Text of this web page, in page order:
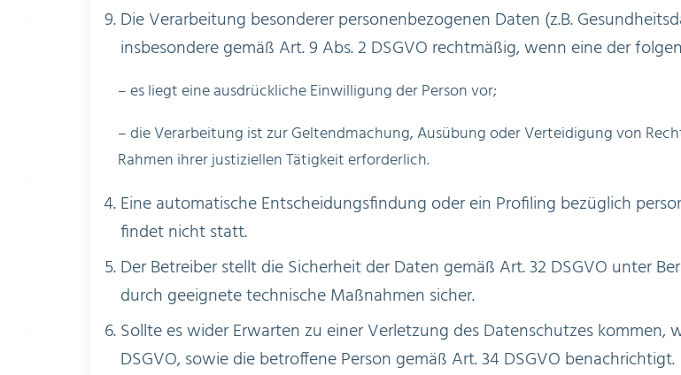
Die Verarbeitung besonderer personenbezogenen Daten (z.B.
insbesondere gemäß Art. 9 Abs. 2 DSGVO rechtmäßig, wenn eine der
– es liegt eine ausdrückliche Einwilligung der Person vor;
– die Verarbeitung ist zur Geltendmachung, Ausübung oder Verteidigung von
Rahmen ihrer justiziellen Tätigkeit erforderlich.
Eine automatische Entscheidungsfindung oder ein Profiling bezüglich
findet nicht statt.
Der Betreiber stellt die Sicherheit der Daten gemäß Art. 32 DSGVO unter
durch geeignete technische Maßnahmen sicher.
Sollte es wider Erwarten zu einer Verletzung des Datenschutzes
DSGVO, sowie die betroffene Person gemäß Art. 34 DSGVO benachrichtigt.